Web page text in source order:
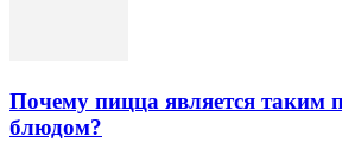
Почему пицца является таким
блюдом?